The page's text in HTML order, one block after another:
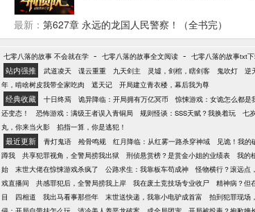
最新： 第627章 永远的龙国人民警察！（全书完）
七零八落的故事 不会就在学 - 七零八落的故事全文阅读 - 七零八落的故事txt
站内强推 武道凌天 谍云重重 九天剑主 灵墟，剑棺，瞎剑客 鬼吹灯 逆
年，啃啥树皮我带全家吃肉
遮天记 开局建立青衣楼，幕后我为尊
经典收藏 十日终焉 诡异降临：开局拥有万亿冥币 惊悚游戏：女诡怎么都是
还变态！
恐怖游戏：满级王者误入青铜局 规则怪谈：SSS天赋？我换着玩 七
丸，你来当火影
掐指一算，你是逃犯！
最近更新 青灯鬼语 殓骨鸣规 红月降临：从红雾一路杀穿神域 见诡！我的
蹲我
共享犯罪视角，全警局捞我出狱 刑侦悬赏榜？是赏金小姐的业绩表 我的
始
末世大佬在惊悚游戏杀疯了 公路求生：我靠板车苟成神 怪物横行？滚远点
戏直播间
共感罪犯后，全警局捞我上岸 我在废土竞技场专业收尸 精神病？但
目
四相道 我出马看事那些年 末世送快递，我靠小电驴成首富 拍到犯罪现场